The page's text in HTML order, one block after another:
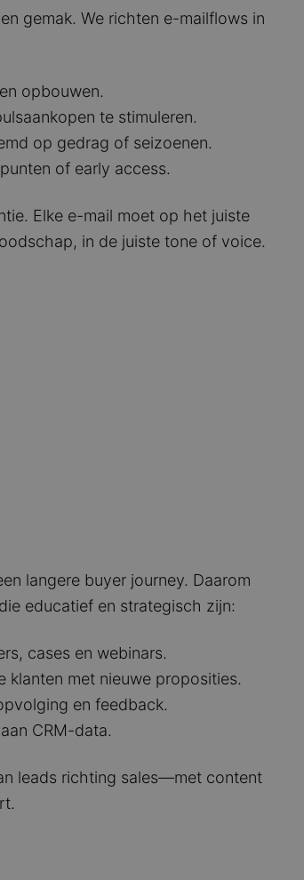
gemak. We richten e-mailflows in
opbouwen.
te stimuleren.
op gedrag of seizoenen.
of early access.
Elke e-mail moet op het juiste
in de juiste tone of voice.
langere buyer journey. Daarom
educatief en strategisch zijn:
cases en webinars.
klanten met nieuwe proposities.
en feedback.
CRM-data.
leads richting sales—met content